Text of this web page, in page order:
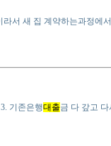
서 새 집 계약하는과정에서
기존은행대출금 다 갚고